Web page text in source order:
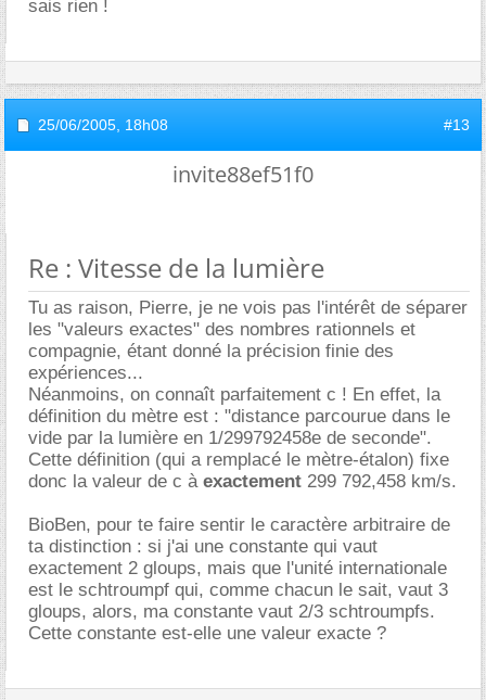
sais rien !
25/06/2005, 18h08 #13
invite88ef51f0
Re : Vitesse de la lumière
Tu as raison, Pierre, je ne vois pas l'intérêt de séparer
les "valeurs exactes" des nombres rationnels et
compagnie, étant donné la précision finie des
expériences...
Néanmoins, on connaît parfaitement c ! En effet, la
définition du mètre est : "distance parcourue dans le
vide par la lumière en 1/299792458e de seconde".
Cette définition (qui a remplacé le mètre-étalon) fixe
donc la valeur de c à exactement 299 792,458 km/s.
BioBen, pour te faire sentir le caractère arbitraire de
ta distinction : si j'ai une constante qui vaut
exactement 2 gloups, mais que l'unité internationale
est le schtroumpf qui, comme chacun le sait, vaut 3
gloups, alors, ma constante vaut 2/3 schtroumpfs.
Cette constante est-elle une valeur exacte ?